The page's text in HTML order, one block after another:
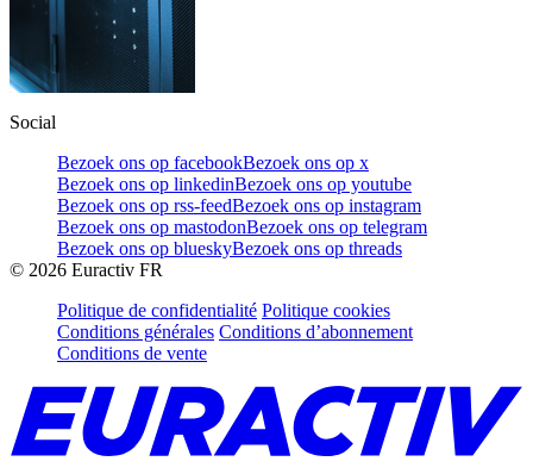
Social
Bezoek ons op facebookBezoek ons op x
Bezoek ons op linkedinBezoek ons op youtube
Bezoek ons op rss-feedBezoek ons op instagram
Bezoek ons op mastodonBezoek ons op telegram
Bezoek ons op blueskyBezoek ons op threads
© 2026 Euractiv FR
Politique de confidentialité Politique cookies
Conditions générales Conditions d’abonnement
Conditions de vente